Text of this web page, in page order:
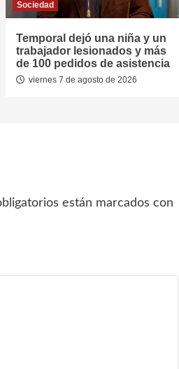
Sociedad
Temporal dejó una niña y un
trabajador lesionados y más
de 100 pedidos de asistencia
viernes 7 de agosto de 2026
están marcados con